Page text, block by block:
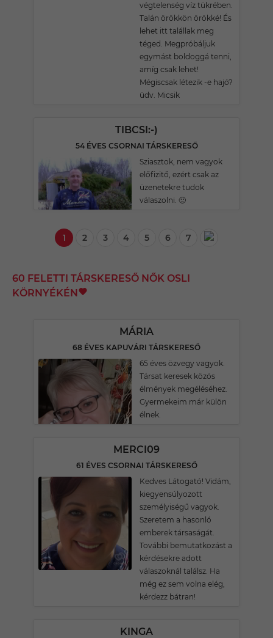
végtelenség víz tükrében.
Talán örökkön örökké! És
lehet itt talállak meg
téged. Megpróbáljuk
egymást boldoggá tenni,
amíg csak lehet!
Mégiscsak létezik -e hajó?
üdv. Micsik
TIBCSI:-)
54 ÉVES CSORNAI TÁRSKERESŐ
Sziasztok, nem vagyok
előfizitő, ezért csak az
üzenetekre tudok
válaszolni. 🙂
1 2 3 4 5 6 7
60 FELETTI TÁRSKERESŐ NŐK OSLI
KÖRNYÉKÉN
MÁRIA
68 ÉVES KAPUVÁRI TÁRSKERESŐ
65 éves özvegy vagyok.
Társat keresek közös
élmények megéléséhez.
Gyermekeim már külön
élnek.
MERCI09
61 ÉVES CSORNAI TÁRSKERESŐ
Kedves Látogató! Vidám,
kiegyensúlyozott
személyiségű vagyok.
Szeretem a hasonló
emberek társaságát.
További bemutatkozást a
kérdésekre adott
válaszoknál találsz. Ha
még ez sem volna elég,
kérdezz bátran!
KINGA